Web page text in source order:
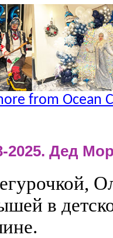
from Ocean
2025. Дед
в